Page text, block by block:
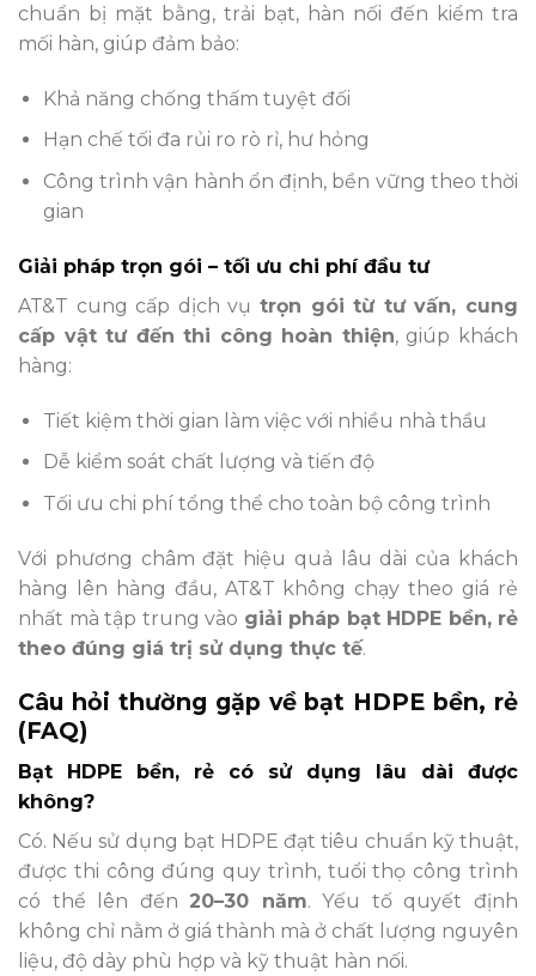
chuẩn bị mặt bằng, trải bạt, hàn nối đến kiểm tra
mối hàn, giúp đảm bảo:
Khả năng chống thấm tuyệt đối
Hạn chế tối đa rủi ro rò rỉ, hư hỏng
Công trình vận hành ổn định, bền vững theo thời
gian
Giải pháp trọn gói – tối ưu chi phí đầu tư
AT&T cung cấp dịch vụ trọn gói từ tư vấn, cung
cấp vật tư đến thi công hoàn thiện, giúp khách
hàng:
Tiết kiệm thời gian làm việc với nhiều nhà thầu
Dễ kiểm soát chất lượng và tiến độ
Tối ưu chi phí tổng thể cho toàn bộ công trình
Với phương châm đặt hiệu quả lâu dài của khách
hàng lên hàng đầu, AT&T không chạy theo giá rẻ
nhất mà tập trung vào giải pháp bạt HDPE bền, rẻ
theo đúng giá trị sử dụng thực tế.
Câu hỏi thường gặp về bạt HDPE bền, rẻ
(FAQ)
Bạt HDPE bền, rẻ có sử dụng lâu dài được
không?
Có. Nếu sử dụng bạt HDPE đạt tiêu chuẩn kỹ thuật,
được thi công đúng quy trình, tuổi thọ công trình
có thể lên đến 20–30 năm. Yếu tố quyết định
không chỉ nằm ở giá thành mà ở chất lượng nguyên
liệu, độ dày phù hợp và kỹ thuật hàn nối.